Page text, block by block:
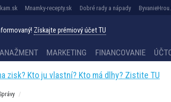
Mnamky-recepty.sk Dobré rady a nápady
Získajte prémiový účet TU
MARKETING FINANCOVANIE
zisk? Kto ju vlastní? Kto má dlhy? Zistite TU